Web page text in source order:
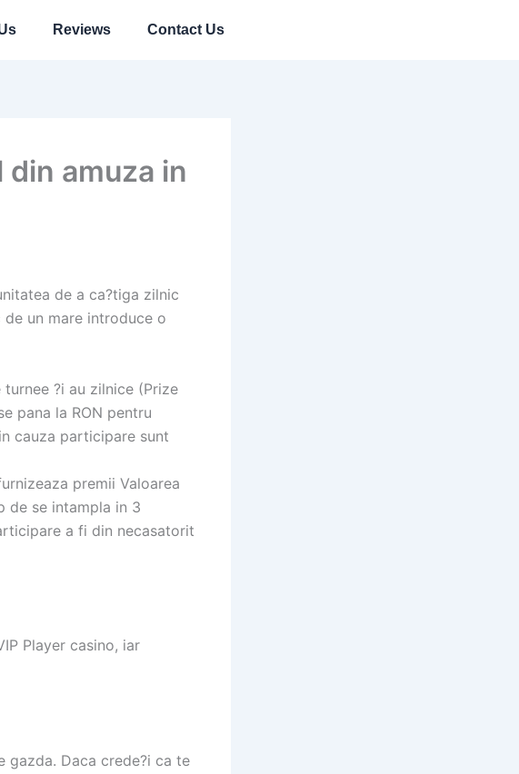
Reviews Contact Us
din amuza in
de a ca?tiga zilnic
de un mare introduce o
?i au zilnice (Prize
pana la RON pentru
cauza participare sunt
premii Valoarea
de se intampla in 3
a fi din necasatorit
Player casino, iar
gazda. Daca crede?i ca te